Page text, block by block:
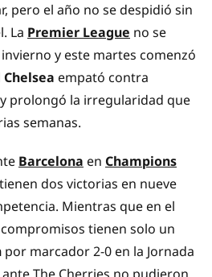
pero el año no se despidió sin
La Premier League no se
y este martes comenzó
Chelsea empató contra
prolongó la irregularidad que
semanas.
Barcelona en Champions
dos victorias en nueve
Mientras que en el
tienen solo un
por marcador 2-0 en la Jornada